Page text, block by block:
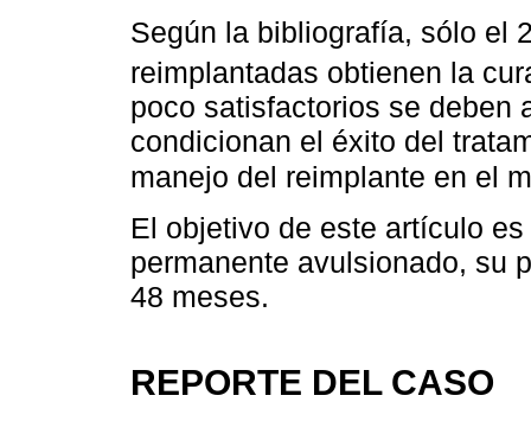
Según la bibliografía, sólo el
reimplantadas obtienen la
poco satisfactorios se deben
condicionan el éxito del
manejo del reimplante en el
El objetivo de este artículo
permanente avulsionado, su
48 meses.
REPORTE DEL CASO